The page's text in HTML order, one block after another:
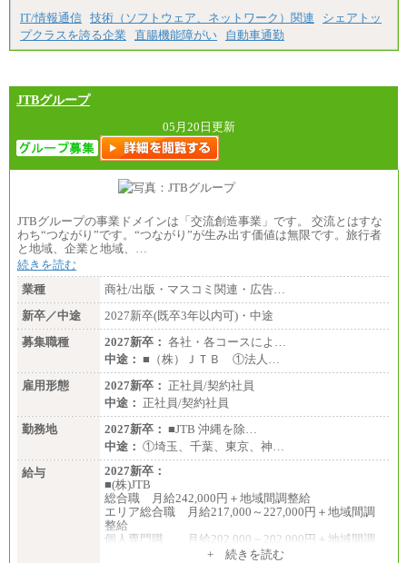
IT/情報通信 技術（ソフトウェア、ネットワーク）関連
シェアトッ
プクラスを誇る企業
直腸機能障がい 自動車通勤
JTBグループ
05月20日更新
JTBグループの事業ドメインは「交流創造事業」です。 交流とはすな
わち“つながり”です。“つながり”が生み出す価値は無限です。旅行者
と地域、企業と地域、…
続きを読む
業種
商社/出版・マスコミ関連・広告…
新卒／中途
2027新卒(既卒3年以内可)・中途
募集職種
2027新卒： 各社・各コースによ…
中途： ■（株）ＪＴＢ ①法人…
雇用形態
2027新卒： 正社員/契約社員
中途： 正社員/契約社員
勤務地
2027新卒： ■JTB 沖縄を除…
中途： ①埼玉、千葉、東京、神…
給与
2027新卒：
■(株)JTB
総合職 月給242,000円＋地域間調整給
エリア総合職 月給217,000～227,000円＋地域間調
整給
個人専門職 月給202,000～202,000円＋地域間調
+ 続きを読む